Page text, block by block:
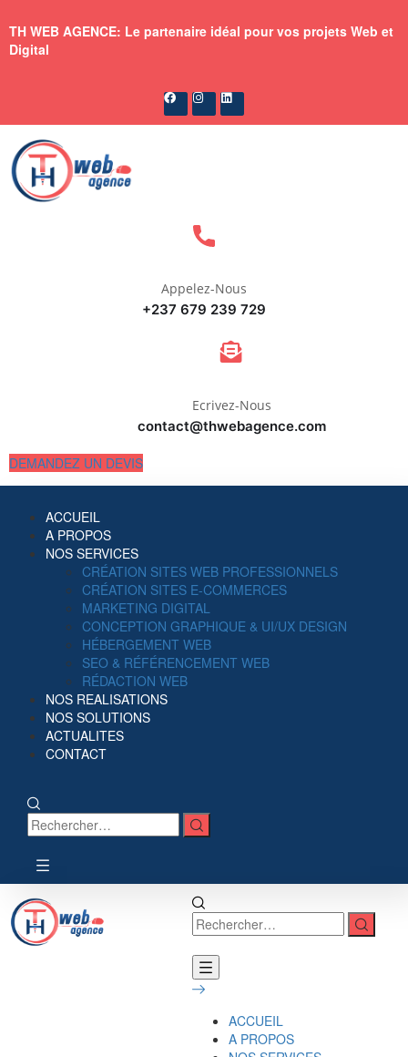
TH WEB AGENCE: Le partenaire idéal pour vos projets Web et
Digital
Appelez-Nous
+237 679 239 729
Ecrivez-Nous
contact@thwebagence.com
DEMANDEZ UN DEVIS
ACCUEIL
A PROPOS
NOS SERVICES
CRÉATION SITES WEB PROFESSIONNELS
CRÉATION SITES E-COMMERCES
MARKETING DIGITAL
CONCEPTION GRAPHIQUE & UI/UX DESIGN
HÉBERGEMENT WEB
SEO & RÉFÉRENCEMENT WEB
RÉDACTION WEB
NOS REALISATIONS
NOS SOLUTIONS
ACTUALITES
CONTACT
ACCUEIL
A PROPOS